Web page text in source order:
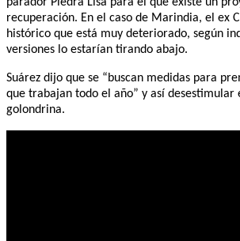
recuperación. En el caso de Marindia, el ex
histórico que está muy deteriorado, según
versiones lo estarían tirando abajo.
Suárez dijo que se “buscan medidas para
que trabajan todo el año” y así desestimular
golondrina.